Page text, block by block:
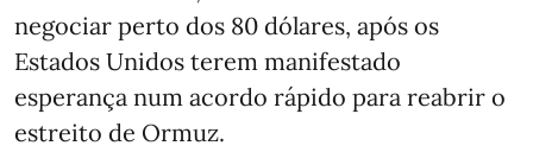
negociar perto dos 80 dólares, após os
Estados Unidos terem manifestado
esperança num acordo rápido para reabrir o
estreito de Ormuz.